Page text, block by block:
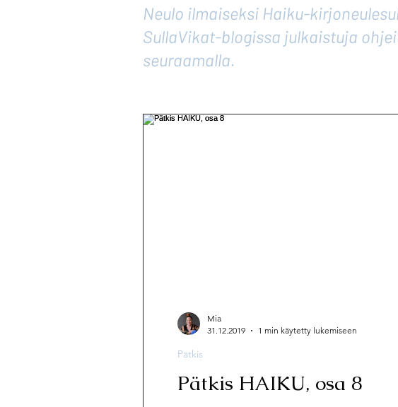
Ilopillerit Pitsylit Sikermät Tulpukat
Neulo ilmaiseksi Haiku-
SullaVikat-blogissa julkaistuja
seuraamalla.
Pätkis HAIKU, osa 8
Pätkis
Mia
31.12.2019
1 min käytetty lukemiseen